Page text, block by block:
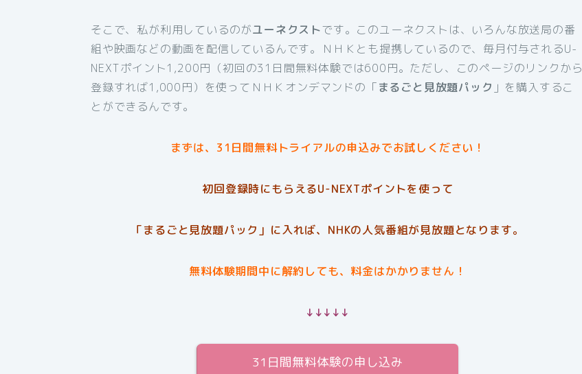
そこで、私が利用しているのがユーネクストです。このユーネクストは、いろんな放送局の番
組や映画などの動画を配信しているんです。ＮＨＫとも提携しているので、毎月付与されるU-
NEXTポイント1,200円（初回の31日間無料体験では600円。ただし、このページのリンクから
登録すれば1,000円）を使ってＮＨＫオンデマンドの「まるごと見放題パック 」を購入するこ
とができるんです。
まずは、31日間無料トライアルの申込みでお試しください！
初回登録時にもらえるU-NEXTポイントを使って
「まるごと見放題パック」に入れば、NHKの人気番組が見放題となります。
無料体験期間中に解約しても、料金はかかりません！
↓↓↓↓↓
31日間無料体験の申し込み